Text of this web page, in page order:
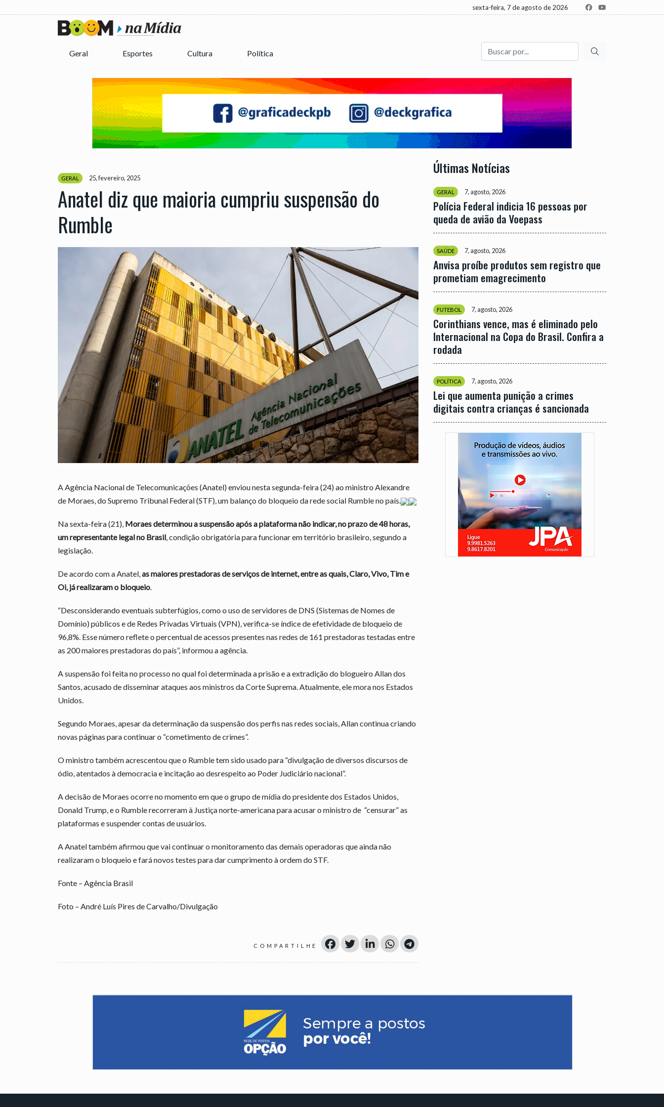
sexta-feira, 7 de agosto de 2026
Geral Esportes Cultura Política
Buscar
GERAL 25, fevereiro, 2025
Anatel diz que maioria cumpriu suspensão do
Rumble
A Agência Nacional de Telecomunicações (Anatel) enviou nesta segunda-feira (24) ao ministro Alexandre
de Moraes, do Supremo Tribunal Federal (STF), um balanço do bloqueio da rede social Rumble no país.
Na sexta-feira (21), Moraes determinou a suspensão após a plataforma não indicar, no prazo de 48 horas,
um representante legal no Brasil , condição obrigatória para funcionar em território brasileiro, segundo a
legislação.
De acordo com a Anatel, as maiores prestadoras de serviços de internet, entre as quais, Claro, Vivo, Tim e
Oi, já realizaram o bloqueio
“Desconsiderando eventuais subterfúgios, como o uso de servidores de DNS (Sistemas de Nomes de
Domínio) públicos e de Redes Privadas Virtuais (VPN), verifica-se índice de efetividade de bloqueio de
96,8%. Esse número reflete o percentual de acessos presentes nas redes de 161 prestadoras testadas entre
as 200 maiores prestadoras do país”, informou a agência.
A suspensão foi feita no processo no qual foi determinada a prisão e a extradição do blogueiro Allan dos
Santos, acusado de disseminar ataques aos ministros da Corte Suprema. Atualmente, ele mora nos Estados
Unidos.
Segundo Moraes, apesar da determinação da suspensão dos perfis nas redes sociais, Allan continua criando
novas páginas para continuar o “cometimento de crimes”.
O ministro também acrescentou que o Rumble tem sido usado para “divulgação de diversos discursos de
ódio, atentados à democracia e incitação ao desrespeito ao Poder Judiciário nacional”.
A decisão de Moraes ocorre no momento em que o grupo de mídia do presidente dos Estados Unidos,
Donald Trump, e o Rumble recorreram à Justiça norte-americana para acusar o ministro de “censurar” as
plataformas e suspender contas de usuários.
A Anatel também afirmou que vai continuar o monitoramento das demais operadoras que ainda não
realizaram o bloqueio e fará novos testes para dar cumprimento à ordem do STF.
Fonte – Agência Brasil
Foto – André Luís Pires de Carvalho/Divulgação
COMPARTILHE
Últimas Notícias
GERAL 7, agosto, 2026
Polícia Federal indicia 16 pessoas por
queda de avião da Voepass
SAÚDE 7, agosto, 2026
Anvisa proíbe produtos sem registro que
prometiam emagrecimento
FUTEBOL 7, agosto, 2026
Corinthians vence, mas é eliminado pelo
Internacional na Copa do Brasil. Confira a
rodada
POLÍTICA 7, agosto, 2026
Lei que aumenta punição a crimes
digitais contra crianças é sancionada